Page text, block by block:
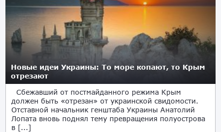
Новые идеи Украины: То море копают, то Крым
отрезают
Сбежавший от постмайданного режима Крым
должен быть «отрезан» от украинской свидомости.
Отставной начальник генштаба Украины Анатолий
Лопата вновь поднял тему превращения полуострова
в [...]